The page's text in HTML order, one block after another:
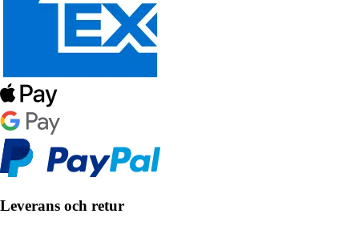
Leverans och retur